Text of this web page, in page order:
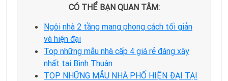
CÓ THỂ BẠN QUAN TÂM:
Ngôi nhà 2 tầng mang phong cách tối giản
và hiện đại
Top những mẫu nhà cấp 4 giá rẻ đáng xây
nhất tại Bình Thuận
TOP NHỮNG MẪU NHÀ PHỐ HIỆN ĐẠI TẠI